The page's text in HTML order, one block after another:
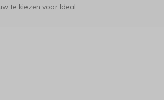
te kiezen voor Ideal.